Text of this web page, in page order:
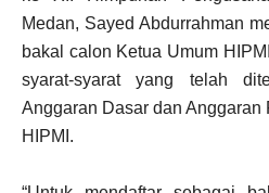
Medan, Sayed Abdurrahman
bakal calon Ketua Umum
syarat-syarat yang telah
Anggaran Dasar dan Anggaran
HIPMI.